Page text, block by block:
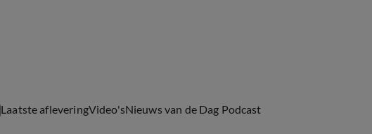
Laatste afleveringVideo'sNieuws van de Dag Podcast